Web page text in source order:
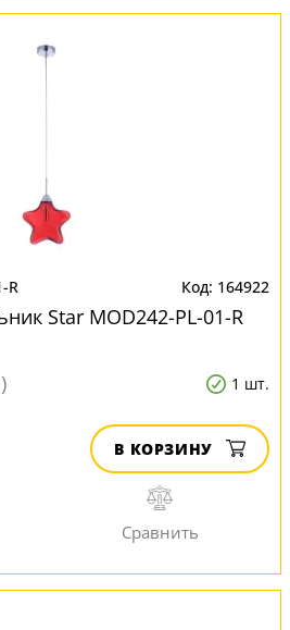
R 164922
Star MOD242-PL-01-R
1 шт.
В КОРЗИНУ